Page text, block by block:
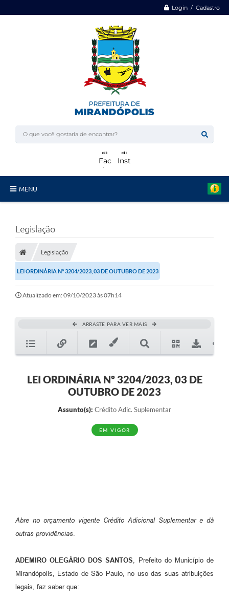
Login / Cadastro
MENU
Protocolo
Licitações
Transparência
Concursos
Feriados e Datas Comemorativas
Galeria de Fotos
Serviços Online
Notícias
Contato
Legislação
Legislação
LEI ORDINÁRIA Nº 3204/2023, 03 DE OUTUBRO DE 2023
Atualizado em: 09/10/2023 às 07h14
ARRASTE PARA VER MAIS
LEI ORDINÁRIA Nº 3204/2023, 03 DE
OUTUBRO DE 2023
Assunto(s): Crédito Adic. Suplementar
EM VIGOR
Abre no orçamento vigente Crédito Adicional Suplementar e dá
outras providências.
ADEMIRO OLEGÁRIO DOS SANTOS, Prefeito do Município de
Mirandópolis, Estado de São Paulo, no uso das suas atribuições
legais, faz saber que: